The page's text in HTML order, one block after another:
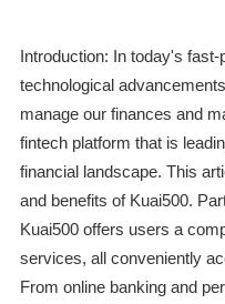
Introduction: In today's fast-
technological
manage our finances and
fintech platform that is
financial landscape. This
and benefits of Kuai500.
Kuai500 offers users a
services, all conveniently
From online banking and